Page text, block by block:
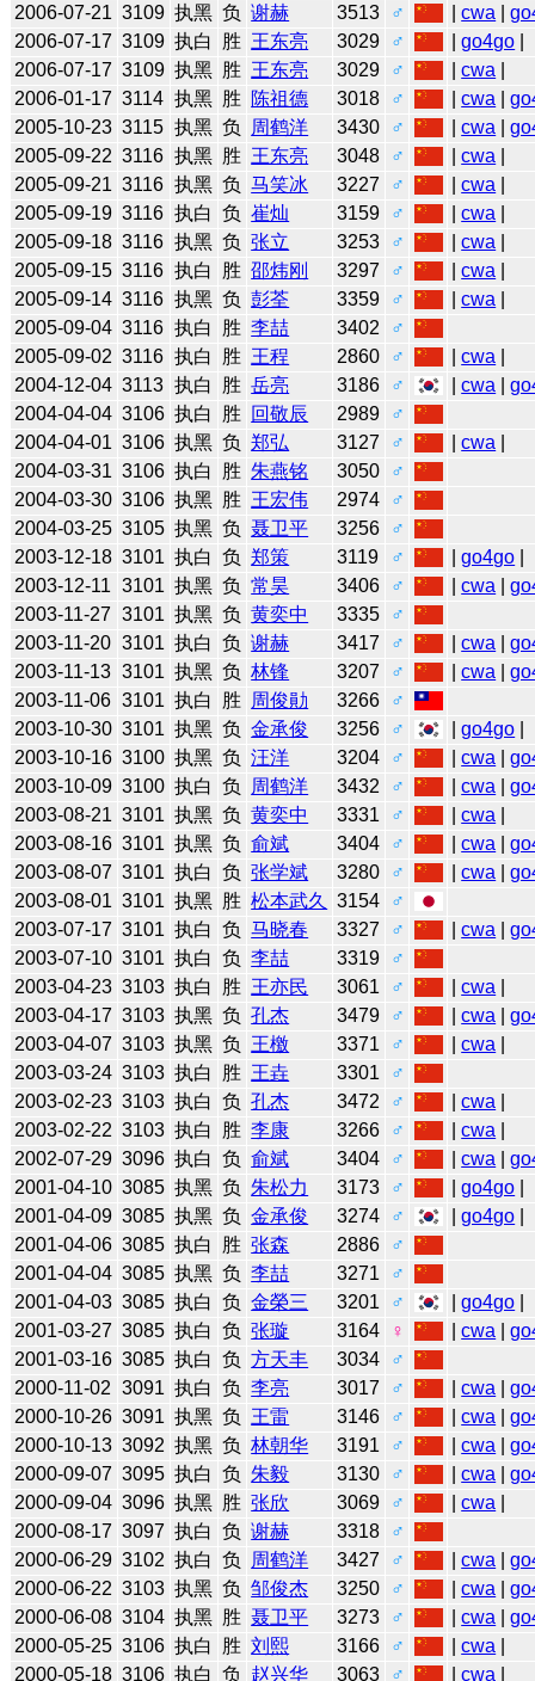
2006-07-21 3109 执黑 负 谢赫 3513 ♂ |cwa |
2006-07-17 3109 执白 胜 王东亮 3029 ♂ |go4go
2006-07-17 3109 执黑 胜 王东亮 3029 ♂ |cwa
2006-01-17 3114 执黑 胜 陈祖德 3018 ♂ |cwa |
2005-10-23 3115 执黑 负 周鹤洋 3430 ♂ |cwa |
2005-09-22 3116 执黑 胜 王东亮 3048 ♂ |cwa
2005-09-21 3116 执黑 负 马笑冰 3227 ♂ |cwa
2005-09-19 3116 执白 负 崔灿 3159 ♂ |cwa
2005-09-18 3116 执黑 负 张立 3253 ♂ |cwa
2005-09-15 3116 执白 胜 邵炜刚 3297 ♂ |cwa
2005-09-14 3116 执黑 负 彭荃 3359 ♂ |cwa
2005-09-04 3116 执白 胜 李喆 3402
♂
2005-09-02 3116 执白 胜 王程 2860 ♂ |cwa
2004-12-04 3113 执白 胜 岳亮 3186 ♂ |cwa |
2004-04-04 3106 执白 胜 回敬辰 2989
♂
2004-04-01 3106 执黑 负 郑弘 3127 ♂ |cwa
2004-03-31 3106 执白 胜 朱燕铭 3050
♂
2004-03-30 3106 执黑 胜 王宏伟 2974
♂
2004-03-25 3105 执黑 负 聂卫平 3256
♂
2003-12-18 3101 执白 负 郑策 3119 ♂ |go4go
2003-12-11 3101 执黑 负 常昊 3406 ♂ |cwa |
2003-11-27 3101 执黑 负 黄奕中 3335
♂
2003-11-20 3101 执白 负 谢赫 3417 ♂ |cwa |
2003-11-13 3101 执黑 负 林锋 3207 ♂ |cwa |
2003-11-06 3101 执白 胜 周俊勛 3266
♂
2003-10-30 3101 执黑 负 金承俊 3256 ♂ |go4go
2003-10-16 3100 执黑 负 汪洋 3204 ♂ |cwa |
2003-10-09 3100 执白 负 周鹤洋 3432 ♂ |cwa |
2003-08-21 3101 执黑 负 黄奕中 3331 ♂ |cwa
2003-08-16 3101 执黑 负 俞斌 3404 ♂ |cwa |
2003-08-07 3101 执白 负 张学斌 3280 ♂ |cwa |
2003-08-01 3101 执黑 胜 松本武久 3154
♂
2003-07-17 3101 执白 负 马晓春 3327 ♂ |cwa |
2003-07-10 3101 执白 负 李喆 3319
♂
2003-04-23 3103 执白 胜 王亦民 3061 ♂ |cwa
2003-04-17 3103 执黑 负 孔杰 3479 ♂ |cwa |
2003-04-07 3103 执黑 负 王檄 3371 ♂ |cwa
2003-03-24 3103 执白 胜 王垚 3301
♂
2003-02-23 3103 执白 负 孔杰 3472 ♂ |cwa
2003-02-22 3103 执白 胜 李康 3266 ♂ |cwa
2002-07-29 3096 执白 负 俞斌 3404 ♂ |cwa |
2001-04-10 3085 执黑 负 朱松力 3173 ♂ |go4go
2001-04-09 3085 执黑 负 金承俊 3274 ♂ |go4go
2001-04-06 3085 执白 胜 张森 2886
♂
2001-04-04 3085 执黑 负 李喆 3271
♂
2001-04-03 3085 执白 负 金榮三 3201 ♂ |go4go
2001-03-27 3085 执白 负 张璇 3164 ♀ |cwa |
2001-03-16 3085 执白 负 方天丰 3034
♂
2000-11-02 3091 执白 负 李亮 3017 ♂ |cwa |
2000-10-26 3091 执黑 负 王雷 3146 ♂ |cwa |
2000-10-13 3092 执黑 负 林朝华 3191 ♂ |cwa |
2000-09-07 3095 执白 负 朱毅 3130 ♂ |cwa |
2000-09-04 3096 执黑 胜 张欣 3069 ♂ |cwa
2000-08-17 3097 执白 负 谢赫 3318
♂
2000-06-29 3102 执白 负 周鹤洋 3427 ♂ |cwa |
2000-06-22 3103 执黑 负 邹俊杰 3250 ♂ |cwa |
2000-06-08 3104 执黑 胜 聂卫平 3273 ♂ |cwa |
2000-05-25 3106 执白 胜 刘熙 3166 ♂ |cwa
2000-05-18 3106 执白 负 赵兴华 3063 ♂ |cwa